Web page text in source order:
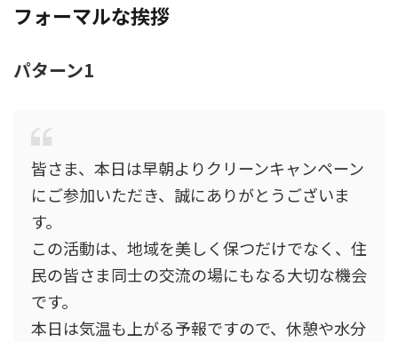
フォーマルな挨拶
パターン1
皆さま、本日は早朝よりクリーンキャンペーン
にご参加いただき、誠にありがとうございま
す。
この活動は、地域を美しく保つだけでなく、住
民の皆さま同士の交流の場にもなる大切な機会
です。
本日は気温も上がる予報ですので、休憩や水分